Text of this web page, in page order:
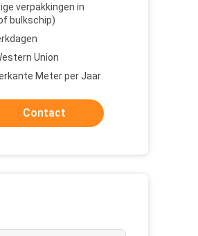
verpakkingen in
bulkschip)
Union
Meter per Jaar
Contact